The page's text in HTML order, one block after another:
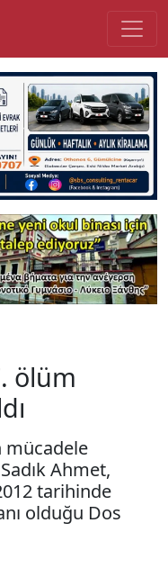
ölüm
mücadele
Ahmet,
tarihinde
olduğu Dos